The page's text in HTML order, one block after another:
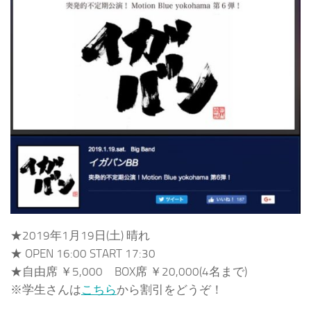
★2019年1月19日(土) 晴れ
★ OPEN 16:00 START 17:30
★自由席 ￥5,000 BOX席 ￥20,000(4名まで)
※学生さんはこちらから割引をどうぞ！